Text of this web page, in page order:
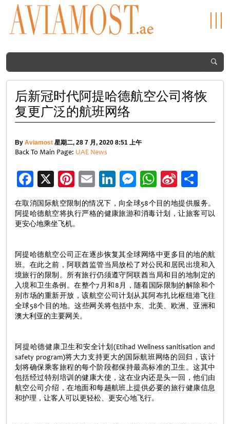
后新冠时代阿提哈德航空公司将恢
复更广泛的航班网络
By Aviamost 星期二, 28 7 月, 2020 8:51 上午
Back To Main Page: UAE News
Facebook
X Pinterest
EmailLinkedIn
Messenger
WhatsApp
Sina
Weibo
享
在取消国际航空限制的情况下，向全球58个目的地提供服务。
阿提哈德航空将执行严格的健康旅游和消毒计划，让旅客可以
更安心地乘坐飞机。
阿提哈德航空公司正在逐步恢复其全球网络中更多目的地的航
班。在此之前，阿联酋监管当局放松了对公民和居民出境和入
境旅行的限制。所有旅行仍须遵守阿联酋当局和目的地制定的
入境和卫生条例。在整个7月和8月，随着国际限制的解除和个
别市场的重新开放，该航空公司计划从其阿布扎比枢纽港飞往
全球58个目的地。这些网关将包括中东、北美、欧洲、亚洲和
澳大利亚的主要网关。
阿提哈德健康卫生和安全计划(Etihad Wellness sanitisation and
safety program)将大力支持更大的国际航班网络的回归，该计
划将确保乘客旅程的每个阶段都保持最高标准的卫生。这其中
包括经过特别培训的健康大使，这在业内还是头一回，他们由
航空公司介绍，在地面和每趟航班上提供必要的旅行健康信息
和护理，让客人可以更轻松、更安心地飞行。